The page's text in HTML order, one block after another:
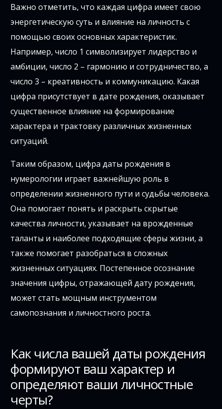
Важно отметить, что каждая цифра имеет свою
энергетическую суть и влияние на личность с
помощью своих основных характеристик.
Например, число 1 символизирует лидерство и
амбиции, число 2 – гармонию и сотрудничество, а
число 3 – креативность и коммуникацию. Какая
цифра присутствует в дате рождения, оказывает
существенное влияние на формирование
характера и трактовку различных жизненных
ситуаций.
Таким образом, цифра даты рождения в
нумерологии играет важнейшую роль в
определении жизненного пути и судьбы человека.
Она помогает понять и раскрыть скрытые
качества личности, указывает на врожденные
таланты и наиболее подходящие сферы жизни, а
также помогает разобраться в сложных
жизненных ситуациях. Постепенное осознание
значения цифры, отражающей дату рождения,
может стать мощным инструментом
самопознания и личностного роста.
Как числа вашей даты рождения
формируют ваш характер и
определяют ваши личностные
черты?